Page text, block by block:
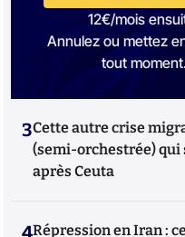
12€/mois
Annulez ou mettez
tout moment.
3Cette autre crise
(semi-orchestrée) qui
après Ceuta
4Répression en Iran :